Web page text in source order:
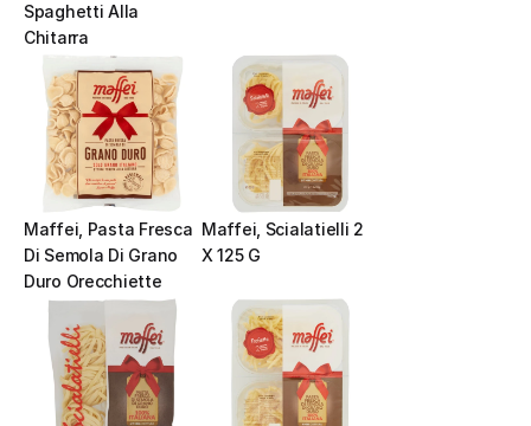
Spaghetti Alla
Chitarra
Maffei, Pasta Fresca
Di Semola Di Grano
Duro Orecchiette
Maffei, Scialatielli 2
X 125 G